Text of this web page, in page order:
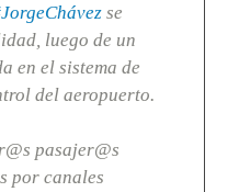
se
luego de un
en el sistema de
del aeropuerto.
pasajer@s
por canales